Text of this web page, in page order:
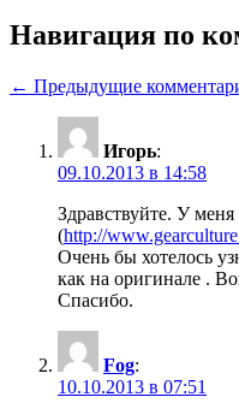
Навигация по
← Предыдущие
Игорь:
09.10.2013 в 14:58
Здравствуйте. У
(http://
Очень бы хотелось
как на оригинале .
Спасибо.
Fog:
10.10.2013 в 07:51